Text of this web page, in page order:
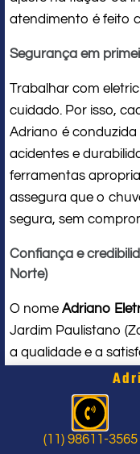
atendimento é feito
Segurança em
Trabalhar com
cuidado. Por isso,
Adriano é
acidentes e
ferramentas
assegura que o
segura, sem
Confiança e
Norte)
O nome Adriano
Jardim Paulistano
a qualidade e a
referência local em
contratar seus
profissional de
espaço e entrega
(11) 98611-3565